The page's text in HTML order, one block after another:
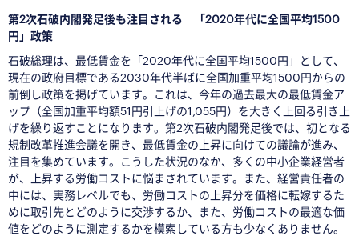
第2次石破内閣発足後も注目される 「2020年代に全国平均1500
円」政策
石破総理は、最低賃金を「2020年代に全国平均1500円」として、
現在の政府目標である2030年代半ばに全国加重平均1500円からの
前倒し政策を掲げています。これは、今年の過去最大の最低賃金ア
ップ（全国加重平均額51円引上げの1,055円）を大きく上回る引き上
げを繰り返すことになります。第2次石破内閣発足後では、初となる
規制改革推進会議を開き、最低賃金の上昇に向けての議論が進み、
注目を集めています。こうした状況のなか、多くの中小企業経営者
が、上昇する労働コストに悩まされています。また、経営責任者の
中には、実務レベルでも、労働コストの上昇分を価格に転嫁するた
めに取引先とどのように交渉するか、また、労働コストの最適な価
値をどのように測定するかを模索している方も少なくありません。